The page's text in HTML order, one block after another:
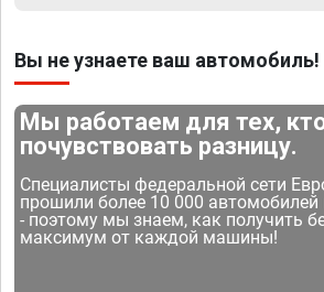
Вы не узнаете ваш автомобиль!
Мы работаем для тех,
почувствовать разницу.
Специалисты федеральной сети
прошили более 10 000
- поэтому мы знаем, как получить
максимум от каждой машины!